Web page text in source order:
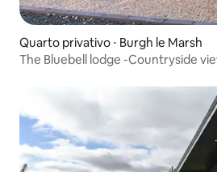
Quarto privativo ⋅ Burgh le Marsh
The Bluebell lodge -Countryside